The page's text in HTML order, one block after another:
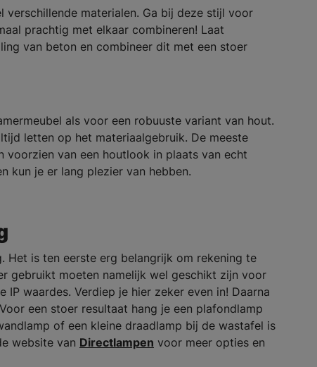
materialen. Ga bij deze stijl voor
prachtig met elkaar combineren! Laat
van beton en combineer dit met een stoer
als voor een robuuste variant van hout.
letten op het materiaalgebruik. De meeste
voorzien van een houtlook in plaats van echt
kun je er lang plezier van hebben.
Het is ten eerste erg belangrijk om rekening te
gebruikt moeten namelijk wel geschikt zijn voor
waardes. Verdiep je hier zeker even in! Daarna
een stoer resultaat hang je een plafondlamp
of een kleine draadlamp bij de wastafel is
website van Directlampen voor meer opties en